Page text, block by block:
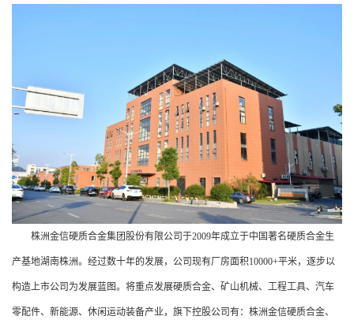
株洲金信硬质合金集团股份有限公司于2009年成立于中国著名硬质合金生
产基地湖南株洲。经过数十年的发展，公司现有厂房面积10000+平米，逐步以
构造上市公司为发展蓝图。将重点发展硬质合金、矿山机械、工程工具、汽车
零配件、新能源、休闲运动装备产业，旗下控股公司有：株洲金信硬质合金、